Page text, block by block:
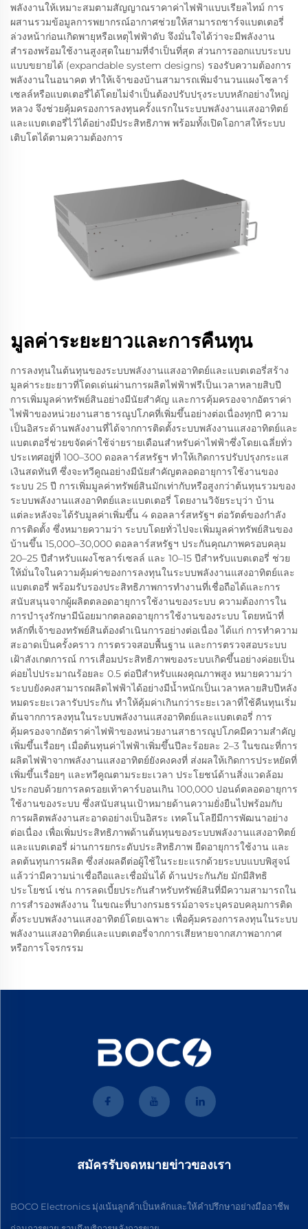
พลังงานให้เหมาะสมตามสัญญาณราคาค่าไฟฟ้าแบบเรียลไทม์ การ
ผสานรวมข้อมูลการพยากรณ์อากาศช่วยให้สามารถชาร์จแบตเตอรี่
ล่วงหน้าก่อนเกิดพายุหรือเหตุไฟฟ้าดับ จึงมั่นใจได้ว่าจะมีพลังงาน
สำรองพร้อมใช้งานสูงสุดในยามที่จำเป็นที่สุด ส่วนการออกแบบระบบ
แบบขยายได้ (expandable system designs) รองรับความต้องการ
พลังงานในอนาคต ทำให้เจ้าของบ้านสามารถเพิ่มจำนวนแผงโซลาร์
เซลล์หรือแบตเตอรี่ได้โดยไม่จำเป็นต้องปรับปรุงระบบหลักอย่างใหญ่
หลวง จึงช่วยคุ้มครองการลงทุนครั้งแรกในระบบพลังงานแสงอาทิตย์
และแบตเตอรี่ไว้ได้อย่างมีประสิทธิภาพ พร้อมทั้งเปิดโอกาสให้ระบบ
เติบโตได้ตามความต้องการ
มูลค่าระยะยาวและการคืนทุน
การลงทุนในต้นทุนของระบบพลังงานแสงอาทิตย์และแบตเตอรี่สร้าง
มูลค่าระยะยาวที่โดดเด่นผ่านการผลิตไฟฟ้าฟรีเป็นเวลาหลายสิบปี
การเพิ่มมูลค่าทรัพย์สินอย่างมีนัยสำคัญ และการคุ้มครองจากอัตราค่า
ไฟฟ้าของหน่วยงานสาธารณูปโภคที่เพิ่มขึ้นอย่างต่อเนื่องทุกปี ความ
เป็นอิสระด้านพลังงานที่ได้จากการติดตั้งระบบพลังงานแสงอาทิตย์และ
แบตเตอรี่ช่วยขจัดค่าใช้จ่ายรายเดือนสำหรับค่าไฟฟ้าซึ่งโดยเฉลี่ยทั่ว
ประเทศอยู่ที่ 100–300 ดอลลาร์สหรัฐฯ ทำให้เกิดการปรับปรุงกระแส
เงินสดทันที ซึ่งจะทวีคูณอย่างมีนัยสำคัญตลอดอายุการใช้งานของ
ระบบ 25 ปี การเพิ่มมูลค่าทรัพย์สินมักเท่ากับหรือสูงกว่าต้นทุนรวมของ
ระบบพลังงานแสงอาทิตย์และแบตเตอรี่ โดยงานวิจัยระบุว่า บ้าน
แต่ละหลังจะได้รับมูลค่าเพิ่มขึ้น 4 ดอลลาร์สหรัฐฯ ต่อวัตต์ของกำลัง
การติดตั้ง ซึ่งหมายความว่า ระบบโดยทั่วไปจะเพิ่มมูลค่าทรัพย์สินของ
บ้านขึ้น 15,000–30,000 ดอลลาร์สหรัฐฯ ประกันคุณภาพครอบคลุม
20–25 ปีสำหรับแผงโซลาร์เซลล์ และ 10–15 ปีสำหรับแบตเตอรี่ ช่วย
ให้มั่นใจในความคุ้มค่าของการลงทุนในระบบพลังงานแสงอาทิตย์และ
แบตเตอรี่ พร้อมรับรองประสิทธิภาพการทำงานที่เชื่อถือได้และการ
สนับสนุนจากผู้ผลิตตลอดอายุการใช้งานของระบบ ความต้องการใน
การบำรุงรักษามีน้อยมากตลอดอายุการใช้งานของระบบ โดยหน้าที่
หลักที่เจ้าของทรัพย์สินต้องดำเนินการอย่างต่อเนื่อง ได้แก่ การทำความ
สะอาดเป็นครั้งคราว การตรวจสอบพื้นฐาน และการตรวจสอบระบบ
เฝ้าสังเกตการณ์ การเสื่อมประสิทธิภาพของระบบเกิดขึ้นอย่างค่อยเป็น
ค่อยไปประมาณร้อยละ 0.5 ต่อปีสำหรับแผงคุณภาพสูง หมายความว่า
ระบบยังคงสามารถผลิตไฟฟ้าได้อย่างมีน้ำหนักเป็นเวลาหลายสิบปีหลัง
หมดระยะเวลารับประกัน ทำให้คุ้มค่าเกินกว่าระยะเวลาที่ใช้คืนทุนเริ่ม
ต้นจากการลงทุนในระบบพลังงานแสงอาทิตย์และแบตเตอรี่ การ
คุ้มครองจากอัตราค่าไฟฟ้าของหน่วยงานสาธารณูปโภคมีความสำคัญ
เพิ่มขึ้นเรื่อยๆ เมื่อต้นทุนค่าไฟฟ้าเพิ่มขึ้นปีละร้อยละ 2–3 ในขณะที่การ
ผลิตไฟฟ้าจากพลังงานแสงอาทิตย์ยังคงคงที่ ส่งผลให้เกิดการประหยัดที่
เพิ่มขึ้นเรื่อยๆ และทวีคูณตามระยะเวลา ประโยชน์ด้านสิ่งแวดล้อม
ประกอบด้วยการลดรอยเท้าคาร์บอนเกิน 100,000 ปอนด์ตลอดอายุการ
ใช้งานของระบบ ซึ่งสนับสนุนเป้าหมายด้านความยั่งยืนไปพร้อมกับ
การผลิตพลังงานสะอาดอย่างเป็นอิสระ เทคโนโลยีมีการพัฒนาอย่าง
ต่อเนื่อง เพื่อเพิ่มประสิทธิภาพด้านต้นทุนของระบบพลังงานแสงอาทิตย์
และแบตเตอรี่ ผ่านการยกระดับประสิทธิภาพ ยืดอายุการใช้งาน และ
ลดต้นทุนการผลิต ซึ่งส่งผลดีต่อผู้ใช้ในระยะแรกด้วยระบบแบบพิสูจน์
แล้วว่ามีความน่าเชื่อถือและเชื่อมั่นได้ ด้านประกันภัย มักมีสิทธิ
ประโยชน์ เช่น การลดเบี้ยประกันสำหรับทรัพย์สินที่มีความสามารถใน
การสำรองพลังงาน ในขณะที่บางกรมธรรม์อาจระบุครอบคลุมการติด
ตั้งระบบพลังงานแสงอาทิตย์โดยเฉพาะ เพื่อคุ้มครองการลงทุนในระบบ
พลังงานแสงอาทิตย์และแบตเตอรี่จากการเสียหายจากสภาพอากาศ
หรือการโจรกรรม
สมัครรับจดหมายข่าวของเรา
BOCO Electronics มุ่งเน้นลูกค้าเป็นหลักและให้คำปรึกษาอย่างมืออาชีพ